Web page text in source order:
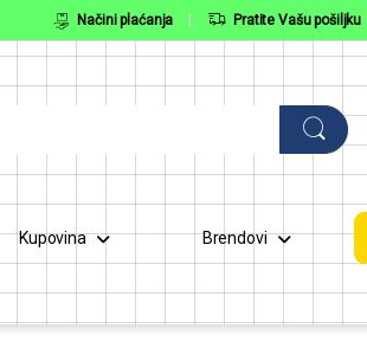
Načini plaćanja Pratite Vašu pošiljku
Kupovina Brendovi